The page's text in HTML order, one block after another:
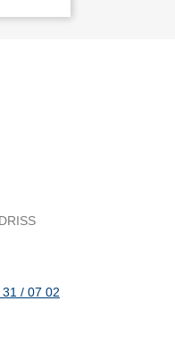
/ 07 02